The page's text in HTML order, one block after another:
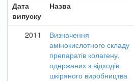
Дата
випуску
Назва
2011
Визначення
амінокислотного складу
препаратів колагену,
одержаних з відходів
шкіряного виробництва